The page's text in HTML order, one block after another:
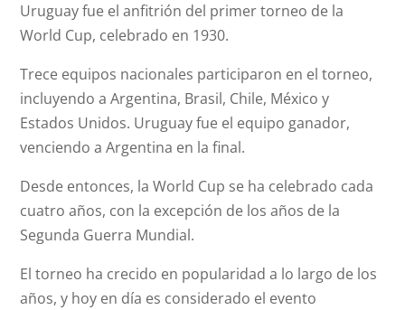
Uruguay fue el anfitrión del primer torneo de la
World Cup, celebrado en 1930.
Trece equipos nacionales participaron en el torneo,
incluyendo a Argentina, Brasil, Chile, México y
Estados Unidos. Uruguay fue el equipo ganador,
venciendo a Argentina en la final.
Desde entonces, la World Cup se ha celebrado cada
cuatro años, con la excepción de los años de la
Segunda Guerra Mundial.
El torneo ha crecido en popularidad a lo largo de los
años, y hoy en día es considerado el evento